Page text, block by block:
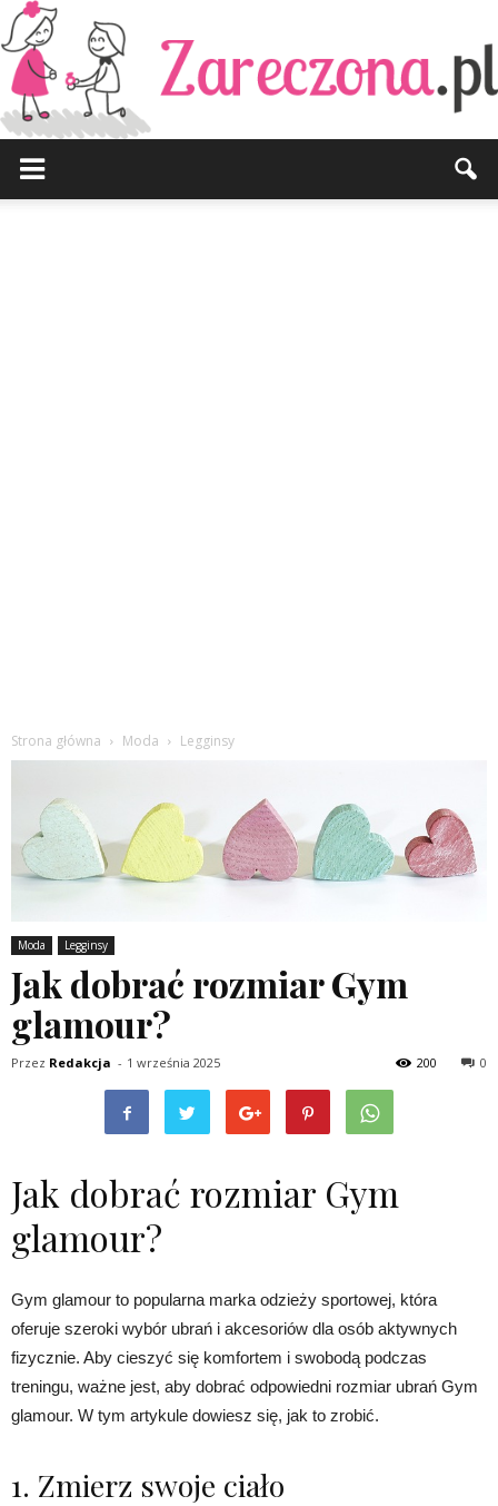
Strona główna Moda Legginsy
Moda Legginsy
Jak dobrać rozmiar Gym
glamour?
Przez Redakcja - 1 września 2025 0
200
Jak dobrać rozmiar Gym
glamour?
Gym glamour to popularna marka odzieży sportowej, która
oferuje szeroki wybór ubrań i akcesoriów dla osób aktywnych
fizycznie. Aby cieszyć się komfortem i swobodą podczas
treningu, ważne jest, aby dobrać odpowiedni rozmiar ubrań Gym
glamour. W tym artykule dowiesz się, jak to zrobić.
1. Zmierz swoje ciało